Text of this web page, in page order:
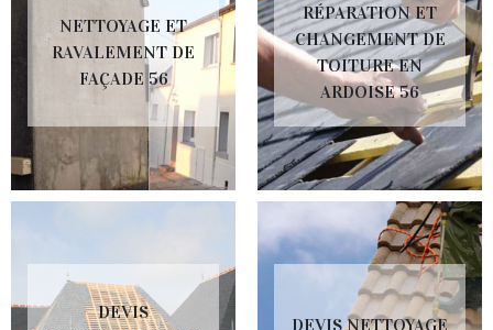
NETTOYAGE ET
RAVALEMENT DE
FAÇADE 56
RÉPARATION ET
CHANGEMENT DE
TOITURE EN
ARDOISE 56
DEVIS
DEVIS NETTOYAGE